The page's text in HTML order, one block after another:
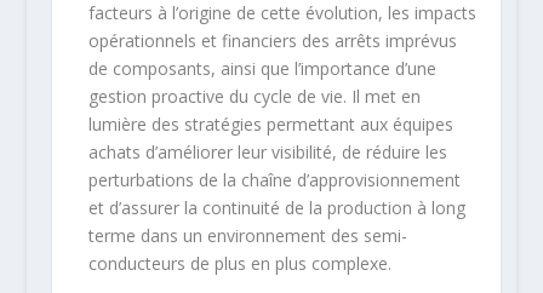
facteurs à l’origine de cette évolution, les impacts
opérationnels et financiers des arrêts imprévus
de composants, ainsi que l’importance d’une
gestion proactive du cycle de vie. Il met en
lumière des stratégies permettant aux équipes
achats d’améliorer leur visibilité, de réduire les
perturbations de la chaîne d’approvisionnement
et d’assurer la continuité de la production à long
terme dans un environnement des semi-
conducteurs de plus en plus complexe.